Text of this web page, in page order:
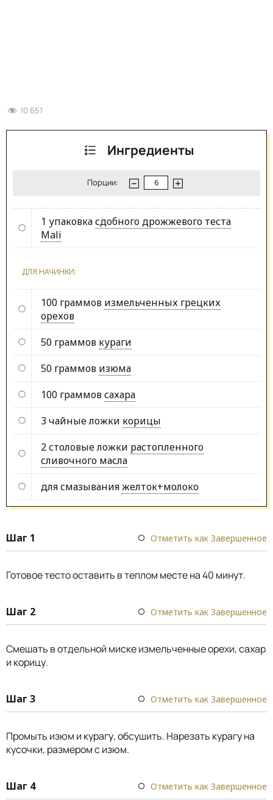
10 651
Ингредиенты
Порции:
1 упаковкасдобного дрожжевого теста
Mali
ДЛЯ НАЧИНКИ:
100 граммов измельченных грецких
орехов
50 граммов кураги
50 граммов изюма
100 граммовсахара
3 чайные ложки корицы
2 столовые ложки растопленного
сливочного масла
для смазыванияжелток+молоко
Шаг 1 Отметить как Завершенное
Готовое тесто оставить в теплом месте на 40 минут.
Шаг 2 Отметить как Завершенное
Смешать в отдельной миске измельченные орехи, сахар
и корицу.
Шаг 3 Отметить как Завершенное
Промыть изюм и курагу, обсушить. Нарезать курагу на
кусочки, размером с изюм.
Шаг 4 Отметить как Завершенное